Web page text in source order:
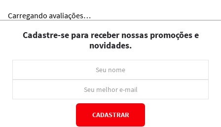
Carregando avaliações…
Cadastre-se para receber nossas promoções e
novidades.
CADASTRAR